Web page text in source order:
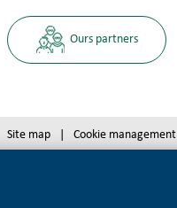
Ours partners
Site map Cookie management